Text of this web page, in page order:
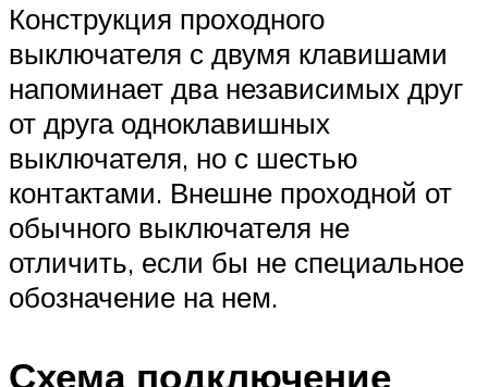
Конструкция проходного
выключателя с двумя клавишами
напоминает два независимых друг
от друга одноклавишных
выключателя, но с шестью
контактами. Внешне проходной от
обычного выключателя не
отличить, если бы не специальное
обозначение на нем.
Схема подключение